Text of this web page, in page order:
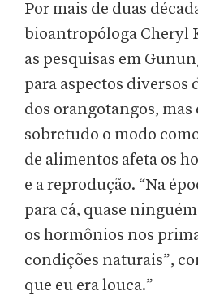
Por mais de duas
bioantropóloga Cheryl
as pesquisas em
para aspectos diversos
dos orangotangos,
sobretudo o modo
de alimentos afeta os
e a reprodução. “Na
para cá, quase
os hormônios nos
condições naturais”,
que eu era louca.”